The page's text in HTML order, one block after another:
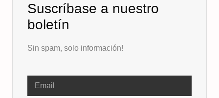
Suscríbase a nuestro
boletín
Sin spam, solo información!